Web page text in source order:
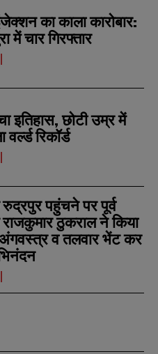
का काला कारोबार:
में चार गिरफ्तार
इतिहास, छोटी उम्र में
वर्ल्ड रिकॉर्ड
पहुंचने पर पूर्व
ठुकराल ने किया
व तलवार भेंट कर